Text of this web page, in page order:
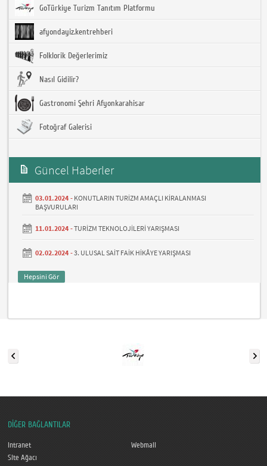
GoTürkiye Turizm Tanıtım Platformu
afyondayiz.kentrehberi
Folklorik Değerlerimiz
Nasıl Gidilir?
Gastronomi Şehri Afyonkarahisar
Fotoğraf Galerisi
Güncel Haberler
03.01.2024 - KONUTLARIN TURİZM AMAÇLI KİRALANMASI
BAŞVURULARI
11.01.2024 -TURİZM TEKNOLOJİLERİ YARIŞMASI
02.02.2024 -3. ULUSAL SAİT FAİK HİKÂYE YARIŞMASI
Hepsini Gör
DİĞER BAĞLANTILAR
Intranet
Webmail
Site Ağacı